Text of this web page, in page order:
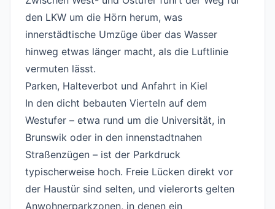
den LKW um die Hörn herum, was
innerstädtische Umzüge über das Wasser
hinweg etwas länger macht, als die Luftlinie
vermuten lässt.
Parken, Halteverbot und Anfahrt in Kiel
In den dicht bebauten Vierteln auf dem
Westufer – etwa rund um die Universität, in
Brunswik oder in den innenstadtnahen
Straßenzügen – ist der Parkdruck
typischerweise hoch. Freie Lücken direkt vor
der Haustür sind selten, und vielerorts gelten
Anwohnerparkzonen, in denen ein